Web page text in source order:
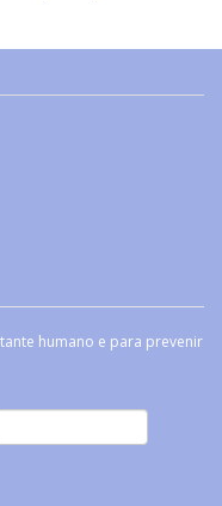
humano e para prevenir